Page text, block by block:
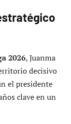
2026, Juanma
decisivo
el presidente
clave en un